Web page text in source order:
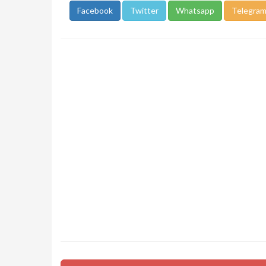
Facebook Twitter Whatsapp Telegram